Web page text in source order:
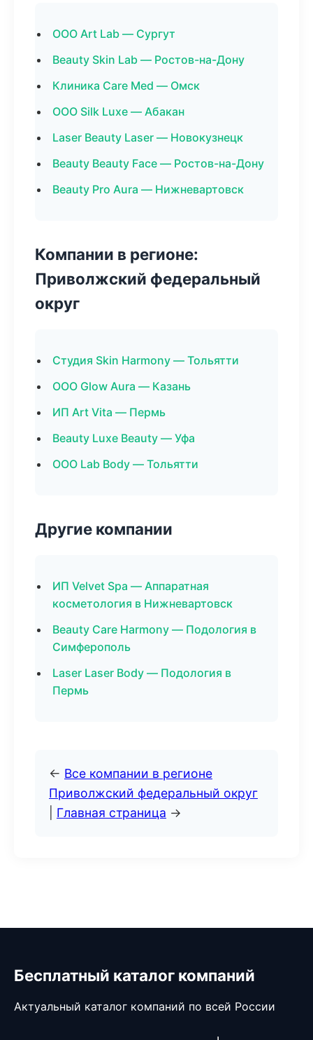
ООО Art Lab — Сургут
Beauty Skin Lab — Ростов-на-Дону
Клиника Care Med — Омск
ООО Silk Luxe — Абакан
Laser Beauty Laser — Новокузнецк
Beauty Beauty Face — Ростов-на-Дону
Beauty Pro Aura — Нижневартовск
Компании в регионе:
Приволжский федеральный
округ
Студия Skin Harmony — Тольятти
ООО Glow Aura — Казань
ИП Art Vita — Пермь
Beauty Luxe Beauty — Уфа
ООО Lab Body — Тольятти
Другие компании
ИП Velvet Spa — Аппаратная
косметология в Нижневартовск
Beauty Care Harmony — Подология в
Симферополь
Laser Laser Body — Подология в
Пермь
← Все компании в регионе
Приволжский федеральный округ
Главная страница →
Бесплатный каталог компаний
Актуальный каталог компаний по всей России